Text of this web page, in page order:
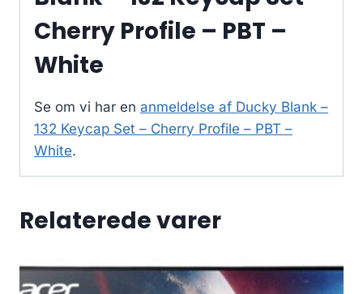
Cherry Profile – PBT –
White
Se om vi har en anmeldelse af Ducky Blank –
132 Keycap Set – Cherry Profile – PBT –
White.
Relaterede varer